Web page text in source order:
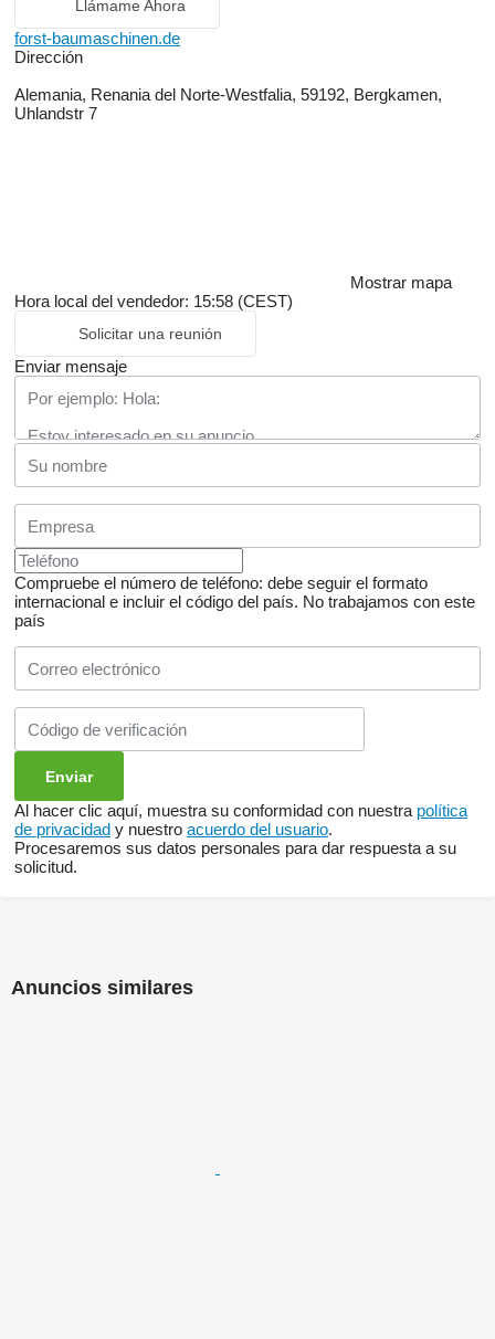
Llámame Ahora
forst-baumaschinen.de
Dirección
Alemania, Renania del Norte-Westfalia, 59192, Bergkamen,
Uhlandstr 7
Mostrar mapa
Hora local del vendedor: 15:58 (CEST)
Solicitar una reunión
Enviar mensaje
Compruebe el número de teléfono: debe seguir el formato
internacional e incluir el código del país. No trabajamos con este
país
Al hacer clic aquí, muestra su conformidad con nuestra política
de privacidad y nuestro acuerdo del usuario.
Procesaremos sus datos personales para dar respuesta a su
solicitud.
Anuncios similares